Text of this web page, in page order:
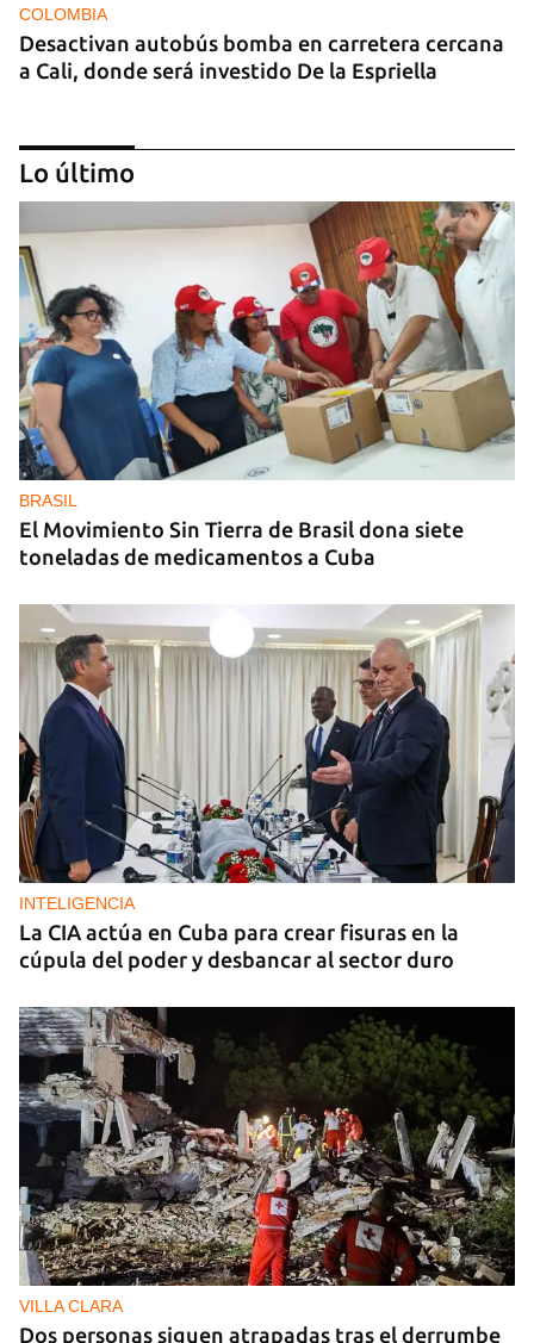
COLOMBIA
Desactivan autobús bomba en carretera cercana
a Cali, donde será investido De la Espriella
MIAMI
La hija de un diplomático castrista expulsado de
EE UU en 2003 está bajo custodia del ICE
Lo último
BRASIL
El Movimiento Sin Tierra de Brasil dona siete
toneladas de medicamentos a Cuba
INTELIGENCIA
La CIA actúa en Cuba para crear fisuras en la
cúpula del poder y desbancar al sector duro
VILLA CLARA
Dos personas siguen atrapadas tras el derrumbe